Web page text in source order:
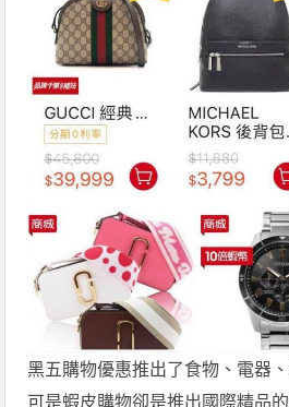
黑五購物優惠推出了食物、電器
可是蝦皮購物卻是推出國際精品